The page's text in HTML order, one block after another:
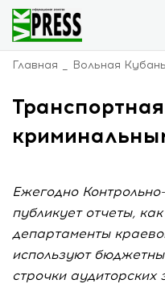
Главная Вольная Кубань
Ежегодно
публикует отчеты,
департаменты
используют
строчки